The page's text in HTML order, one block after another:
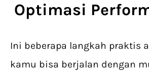
Optimasi
Ini beberapa langkah praktis
kamu bisa berjalan dengan